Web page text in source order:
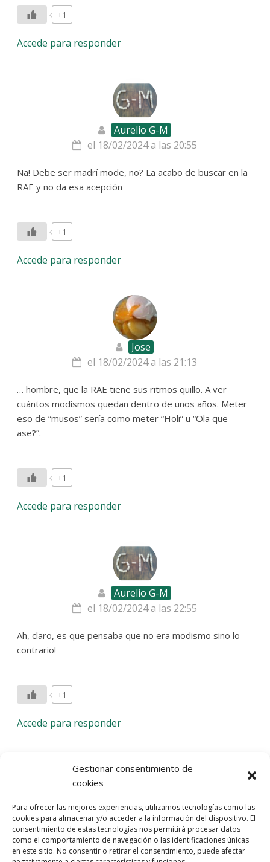
Gestionar consentimiento de
cookies
Para ofrecer las mejores experiencias, utilizamos tecnologías como las
cookies para almacenar y/o acceder a la información del dispositivo. El
consentimiento de estas tecnologías nos permitirá procesar datos
como el comportamiento de navegación o las identificaciones únicas
en este sitio. No consentir o retirar el consentimiento, puede afectar
+1
Accede para responder
Aurelio G-M
el 18/02/2024 a las 20:55
Na! Debe ser madrí mode, no? La acabo de buscar en la
RAE y no da esa acepción
+1
Accede para responder
Jose
el 18/02/2024 a las 21:13
… hombre, que la RAE tiene sus ritmos quillo. A ver
cuántos modismos quedan dentro de unos años. Meter
eso de “musos” sería como meter “Holi” u “Ola que
ase?”.
+1
Accede para responder
Aurelio G-M
el 18/02/2024 a las 22:55
Ah, claro, es que pensaba que no era modismo sino lo
contrario!
+1
Accede para responder
Deja una respuesta
comentario.
Entra con tu red social
He leído y acepto laPolítica de Privacidad